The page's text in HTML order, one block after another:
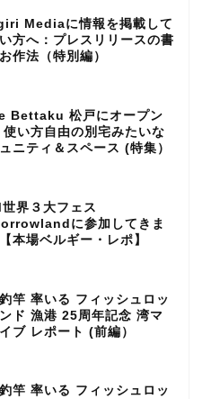
Mediaに情報を掲載して
方へ：プレスリリースの書
作法（特別編）
Bettaku 松戸にオープン
使い方自由の別宅みたいな
ニティ＆スペース (特集）
界３大フェス
に参加してきま
本場ベルギー・レポ】
竿 率いる フィッシュロッ
ド 漁港 25周年記念 湾マ
ブ レポート (前編）
竿 率いる フィッシュロッ